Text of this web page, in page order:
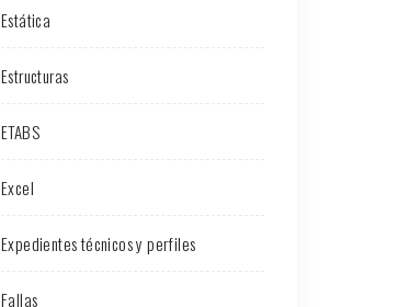
Estática
Estructuras
ETABS
Excel
Expedientes técnicos y perfiles
Fallas